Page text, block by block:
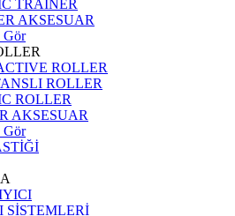
TRAINER
AKSESUAR
Gör
ROLLER
ROLLER
ROLLER
AKSESUAR
Gör
SİSTEMLERİ